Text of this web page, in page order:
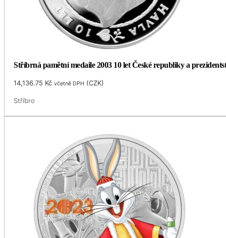
Stříbrná pamětní medaile 2003 10 let České republiky a
14,136.75 Kč včetně DPH (CZK)
Stříbro